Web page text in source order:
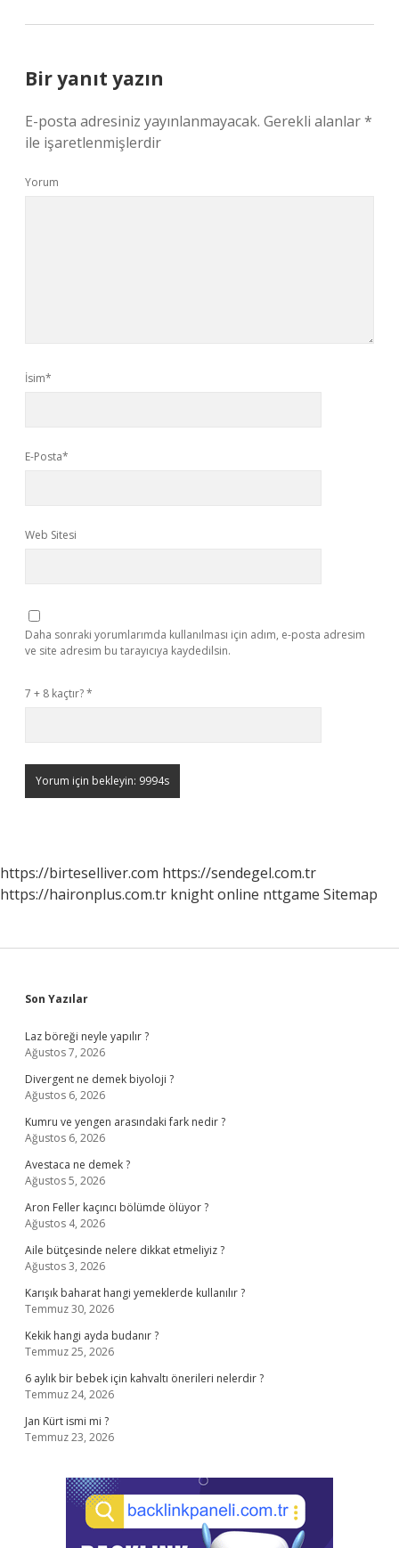
Bir yanıt yazın
E-posta adresiniz yayınlanmayacak. Gerekli alanlar*
ile işaretlenmişlerdir
Yorum
İsim*
E-Posta*
Web Sitesi
Daha sonraki yorumlarımda kullanılması için adım, e-posta adresim
ve site adresim bu tarayıcıya kaydedilsin.
7 + 8 kaçtır?*
https://birteselliver.com https://sendegel.com.tr
https://haironplus.com.tr knight online nttgame Sitemap
Sidebar
Son Yazılar
Laz böreği neyle yapılır ?
Ağustos 7, 2026
Divergent ne demek biyoloji ?
Ağustos 6, 2026
Kumru ve yengen arasındaki fark nedir ?
Ağustos 6, 2026
Avestaca ne demek ?
Ağustos 5, 2026
Aron Feller kaçıncı bölümde ölüyor ?
Ağustos 4, 2026
Aile bütçesinde nelere dikkat etmeliyiz ?
Ağustos 3, 2026
Karışık baharat hangi yemeklerde kullanılır ?
Temmuz 30, 2026
Kekik hangi ayda budanır ?
Temmuz 25, 2026
6 aylık bir bebek için kahvaltı önerileri nelerdir ?
Temmuz 24, 2026
Jan Kürt ismi mi ?
Temmuz 23, 2026